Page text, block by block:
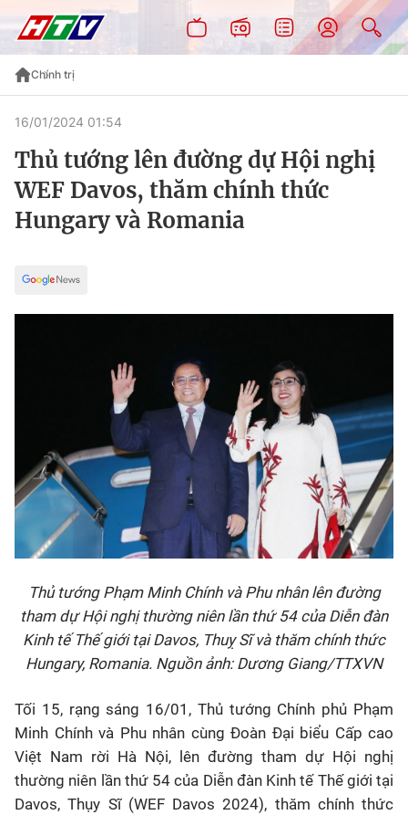
Chính trị
16/01/2024 01:54
Thủ tướng lên đường dự Hội nghị
WEF Davos, thăm chính thức
Hungary và Romania
Thủ tướng Phạm Minh Chính và Phu nhân lên đường
tham dự Hội nghị thường niên lần thứ 54 của Diễn đàn
Kinh tế Thế giới tại Davos, Thuỵ Sĩ và thăm chính thức
Hungary, Romania. Nguồn ảnh: Dương Giang/TTXVN
Tối 15, rạng sáng 16/01, Thủ tướng Chính phủ Phạm
Minh Chính và Phu nhân cùng Đoàn Đại biểu Cấp cao
Việt Nam rời Hà Nội, lên đường tham dự Hội nghị
thường niên lần thứ 54 của Diễn đàn Kinh tế Thế giới tại
Davos, Thụy Sĩ (WEF Davos 2024), thăm chính thức